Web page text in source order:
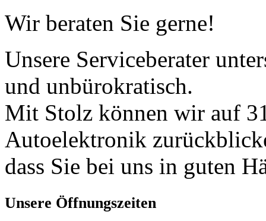
Wir beraten Sie gerne!
Unsere Serviceberater
und unbürokratisch.
Mit Stolz können wir auf
Autoelektronik
dass Sie bei uns in guten
Unsere Öffnungszeiten